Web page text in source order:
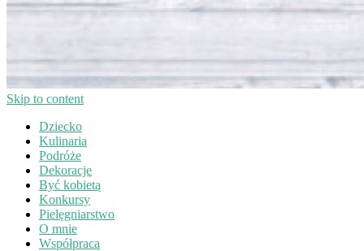
Skip to content
Dziecko
Kulinaria
Podróże
Dekoracje
Być kobietą
Konkursy
Pielęgniarstwo
O mnie
Współpraca